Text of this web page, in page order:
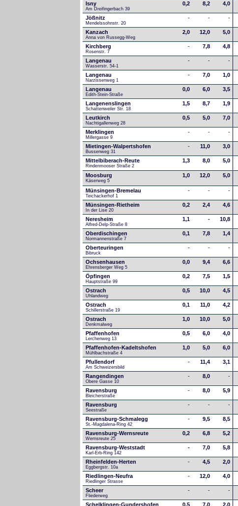
Isny
Am Dreifingerbach 39
0,2 8,2 4,0
Jößnitz
Mendelssohnstr. 20
- - -
Kanzach
Anna von Russegg-Weg
2,0 12,0 5,0
Kirchberg
Rosenstr. 7
- 7,8 4,8
Langenau
Wasserstr. 54-1
- - -
Langenau
Narzissenweg 1
- 7,0 1,0
Langenau
Edith-Stein-Straße
0,0 6,0 3,5
Langenenslingen
Schattenweiler Str. 18
1,5 8,7 1,9
Leutkirch
Nachtigallenweg 28
0,5 5,0 7,0
Merklingen
Millergasse 9
- - -
Mietingen-Walpertshofen
Bussenweg 31
- 11,0 3,0
Mittelbiberach-Reute
Rindenmooser Straße 2
1,3 8,0 5,0
Moosburg
Käserweg 5
1,0 12,0 5,0
Münsingen-Bremelau
Teichackerhof 1
- - -
Münsingen-Rietheim
In der Lise 20
0,2 2,4 4,6
Neresheim
Alfred-Delp-Straße 8
1,1 - 10,8
Oberdischingen
Normannenstraße 7
0,1 7,8 1,4
Oberteuringen
Bibruck
- - -
Ochsenhausen
Ehrensberger Weg 5
0,0 9,4 6,6
Öpfingen
Hauptstraße 99
0,2 7,5 1,5
Ostrach
Uhlandweg
0,5 10,0 4,5
Ostrach
Schillerstraße 19
0,1 11,0 4,2
Ostrach
Denkmalweg
1,0 10,0 5,0
Pfaffenhofen
Lerchenweg 13
0,5 6,0 4,0
Pfaffenhofen-Kadeltshofen
Mühlbachstraße 4
1,0 5,0 6,0
Pfullendorf
Am Schweizersbild
- 11,4 3,1
Rangendingen
Obere Gasse 10
- 8,0 -
Ravensburg
Bleicherstraße
- 8,0 5,9
Ravensburg
Seestraße
- - -
Ravensburg-Schmalegg
St.-Magdalena-Ring 42
- 9,5 8,5
Ravensburg-Wernsreute
Wernsreute 25
0,2 6,8 5,2
Ravensburg-Weststadt
Karl-Erb-Ring 142
- 7,0 5,8
Rheinfelden-Herten
Eggbergstr. 10a
- 4,5 2,0
Riedlingen-Neufra
Riedlinger Strasse
- 12,0 4,0
Scheer
Fliederweg
- - -
Schelklingen-Gundershofen 0,5 7,0 2,0